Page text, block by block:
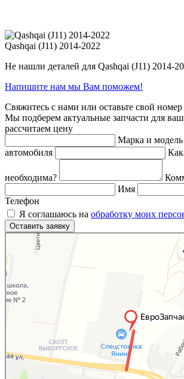
Qashqai (J11) 2014-2022
Не нашли деталей для Qashqai (J11) 2014-
Напишите нам мы Вам поможем!
Свяжитесь с нами или оставьте свой номер
Мы подберем актуальные запчасти для
рассчитаем цену
Марка и
автомобиля
необходима?
Имя
Телефон
Я соглашаюсь на обработку моих
Яндекс.Карты
Яндекс.Карты — поиск мест и адресов, городской